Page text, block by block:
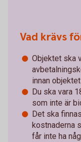
Vad krävs
Objektet ska
innan
Du ska vara
som inte är
Det ska
kostnaderna
får inte ha